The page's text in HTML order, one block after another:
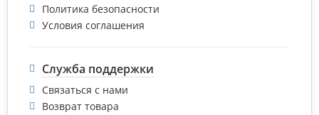
Политика безопасности
Условия соглашения
Служба поддержки
Связаться с нами
Возврат товара